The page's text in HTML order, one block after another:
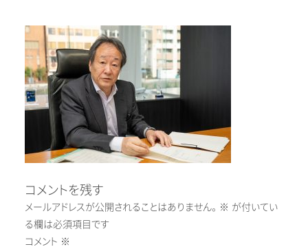
コメントを残す
メールアドレスが公開されることはありません。 ※ が付いてい
る欄は必須項目です
コメント ※